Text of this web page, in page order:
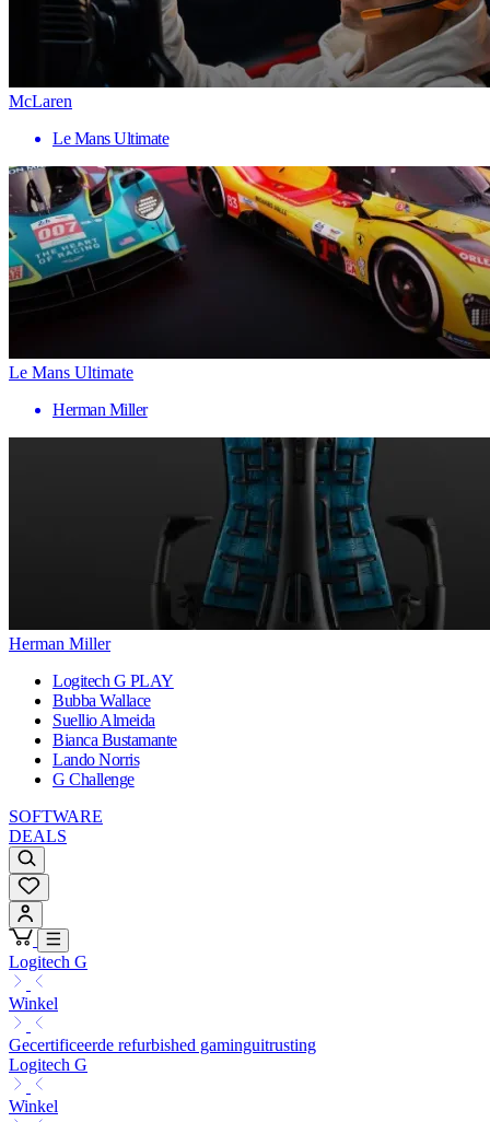
McLaren
Le Mans Ultimate
Le Mans Ultimate
Herman Miller
Herman Miller
Logitech G PLAY
Bubba Wallace
Suellio Almeida
Bianca Bustamante
Lando Norris
G Challenge
SOFTWARE
DEALS
Logitech G
Winkel
Gecertificeerde refurbished gaminguitrusting
Logitech G
Winkel